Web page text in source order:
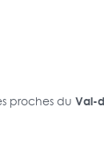
proches du Val-